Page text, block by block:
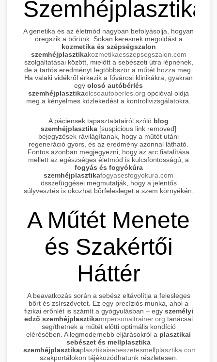
A genetika és az életmód nagyban befolyásolja, hogyan
öregszik a bőrünk. Sokan keresnek megoldást a
kozmetika és szépségszalon
szemhéjplasztikakozmetikaesszepsegszalon.com
szolgáltatásai között, mielőtt a sebészeti útra lépnének,
de a tartós eredményt legtöbbször a műtét hozza meg.
Ha valaki vidékről érkezik a fővárosi klinikákra, gyakran
egy olcsó autóbérlés
szemhéjplasztikaolcsoautoberles.org opcióval oldja
meg a kényelmes közlekedést a kontrollvizsgálatokra.
A páciensek tapasztalatairól szóló blog
szemhéjplasztika [suspicious link removed]
bejegyzések rávilágítanak, hogy a műtét utáni
regeneráció gyors, és az eredmény azonnal látható.
Fontos azonban megjegyezni, hogy az arc fiatalítása
mellett az egészséges életmód is kulcsfontosságú; a
fogyás és fogyókúra
szemhéjplasztikafogyasesfogyokura.com
összefüggései megmutatják, hogy a jelentős
súlyvesztés is okozhat bőrfelesleget a szem környékén.
A Műtét Menete
és Szakértői
Háttér
A beavatkozás során a sebész eltávolítja a felesleges
bőrt és zsírszövetet. Ez egy precíziós munka, ahol a
fizikai erőnlét is számít a gyógyulásban – egy személyi
edző szemhéjplasztikamrpersonaltrainer.org tanácsai
segíthetnek a műtét előtti optimális kondíció
elérésében. A legmodernebb eljárásokról a plasztikai
sebészet és mellplasztika
szemhéjplasztikaplasztikaisebeszetesmellplasztika.com
szakportálokon tájékozódhatunk részletesen.